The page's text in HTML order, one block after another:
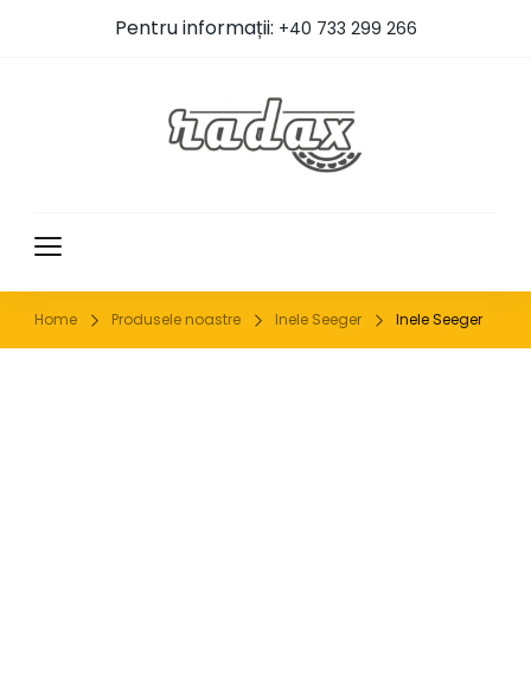
Pentru informații: +40 733 299 266
Home Produsele noastre Inele Seeger Inele Seeger